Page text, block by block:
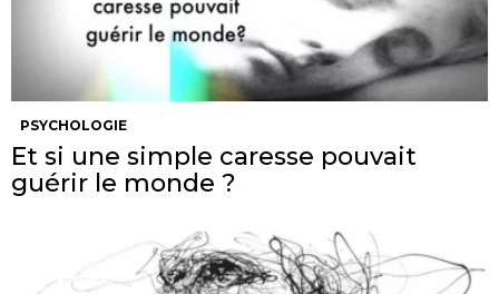
PSYCHOLOGIE
Et si une simple caresse pouvait
guérir le monde ?